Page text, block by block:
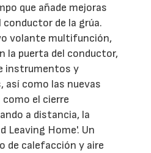
que añade mejoras
de la grúa.
volante multifunción,
la puerta del conductor,
instrumentos y
así como las nuevas
el cierre
a distancia, la
Leaving Home'. Un
de calefacción y aire